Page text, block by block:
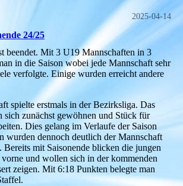
2025-04-14
24/25
beendet. Mit 3 U19 Mannschaften in 3
in die Saison wobei jede Mannschaft sehr
verfolgte. Einige wurden erreicht andere
spielte erstmals in der Bezirksliga. Das
sich zunächst gewöhnen und Stück für
Dies gelang im Verlaufe der Saison
wurden dennoch deutlich der Mannschaft
Bereits mit Saisonende blicken die jungen
und wollen sich in der kommenden
zeigen. Mit 6:18 Punkten belegte man